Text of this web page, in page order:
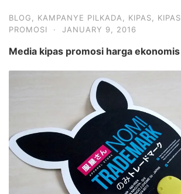
BLOG KAMPANYE PILKADA KIPAS
KIPAS
PROMOSI
· JANUARY 9, 2016
Media kipas promosi harga ekonomis